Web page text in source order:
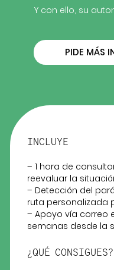
Y con ello, su
PIDE MÁS
INCLUYE
– 1 hora de
reevaluar la
– Detección del
ruta personalizada
– Apoyo vía correo
semanas desde la
¿QUÉ CONSIGUES?